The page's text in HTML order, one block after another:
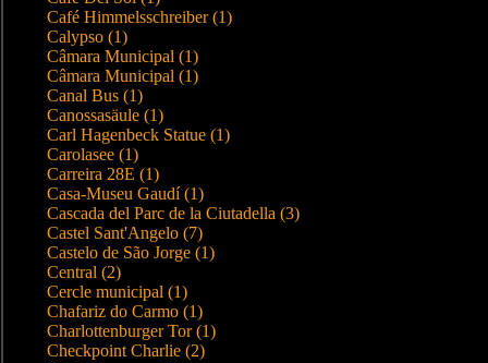
Café Himmelsschreiber (1)
Calypso (1)
Câmara Municipal (1)
Câmara Municipal (1)
Canal Bus (1)
Canossasäule (1)
Carl Hagenbeck Statue (1)
Carolasee (1)
Carreira 28E (1)
Casa-Museu Gaudí (1)
Cascada del Parc de la Ciutadella (3)
Castel Sant'Angelo (7)
Castelo de São Jorge (1)
Central (2)
Cercle municipal (1)
Chafariz do Carmo (1)
Charlottenburger Tor (1)
Checkpoint Charlie (2)